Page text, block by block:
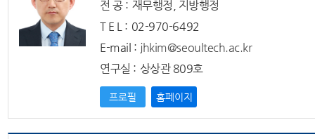
전 공 : 재무행정, 지방행정
T E L : 02-970-6492
E-mail : jhkim@seoultech.ac.kr
연구실 : 상상관 809호
프로필 홈페이지